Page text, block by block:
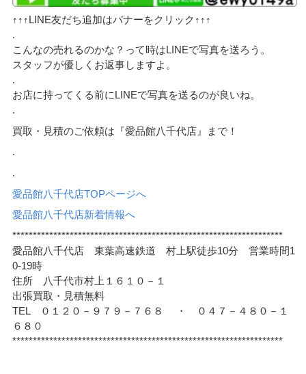
↑↑↑LINE友だち追加はバナーをクリック↑↑↑
.
こんなの売れるのかな？って時はLINEで写真を送ろう。
スタッフが優しくお返事しますよ。
.
お店に持ってくる前にLINEで写真を送るのが良いね。
.
買取・見積のご依頼は『愛品館八千代店』まで！
.
.
愛品館八千代店TOPページへ
愛品館八千代店新着情報へ
******************************************************************
愛品館八千代店 東葉高速鉄道 村上駅徒歩10分 営業時間1
0-19時
住所 八千代市村上１６１０－１
出張買取・見積無料
TEL ０１２０－９７９－７６８ ・ ０４７－４８０－１
６８０
******************************************************************